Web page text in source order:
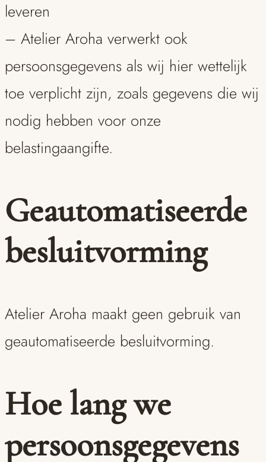
leveren
– Atelier Aroha verwerkt ook
persoonsgegevens als wij hier wettelijk
toe verplicht zijn, zoals gegevens die wij
nodig hebben voor onze
belastingaangifte.
Geautomatiseerde
besluitvorming
Atelier Aroha maakt geen gebruik van
geautomatiseerde besluitvorming.
Hoe lang we
persoonsgegevens